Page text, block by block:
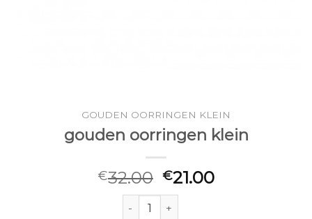
GOUDEN OORRINGEN KLEIN
gouden oorringen klein
€32.00 €21.00
gouden oorringen klein aantal